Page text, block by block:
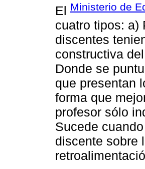
El Ministerio de
cuatro tipos: a)
discentes
constructiva
Donde se
que presentan
forma que
profesor sólo
Sucede
discente sobre